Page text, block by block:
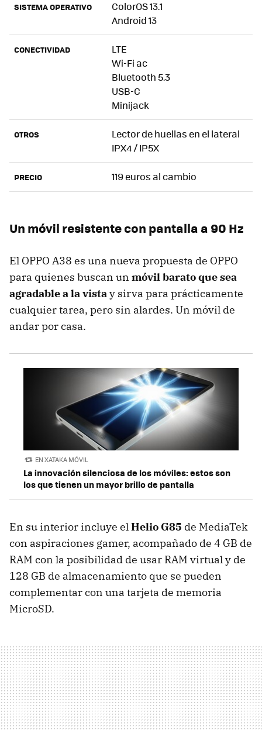
SISTEMA OPERATIVO
ColorOS 13.1
Android 13
CONECTIVIDAD
LTE
Wi-Fi ac
Bluetooth 5.3
USB-C
Minijack
OTROS
Lector de huellas en el lateral
IPX4 / IP5X
PRECIO 119 euros al cambio
Un móvil resistente con pantalla a 90 Hz
El OPPO A38 es una nueva propuesta de OPPO
para quienes buscan un móvil barato que sea
agradable a la vistay sirva para prácticamente
cualquier tarea, pero sin alardes. Un móvil de
andar por casa.
EN XATAKA MÓVIL
La innovación silenciosa de los móviles: estos son
los que tienen un mayor brillo de pantalla
En su interior incluye elHelio G85 de MediaTek
con aspiraciones gamer, acompañado de 4 GB de
RAM con la posibilidad de usar RAM virtual y de
128 GB de almacenamiento que se pueden
complementar con una tarjeta de memoria
MicroSD.